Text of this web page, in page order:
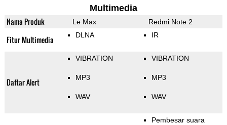
Multimedia
Nama Produk Le Max Redmi Note 2
Fitur Multimedia DLNA IR
Daftar Alert
VIBRATION
MP3
WAV
VIBRATION
MP3
WAV
Pembesar suara